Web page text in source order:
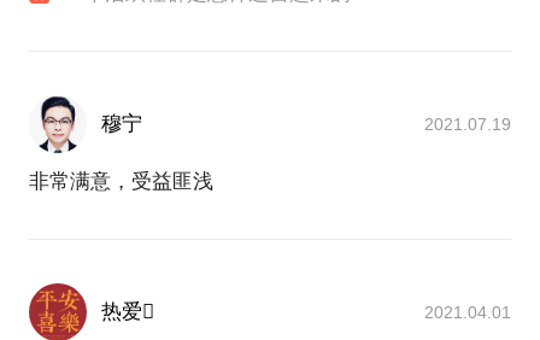
穆宁 2021.07.19
非常满意，受益匪浅
热爱 2021.04.01